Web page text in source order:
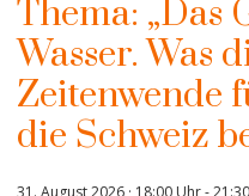
Thema: „Das
Wasser. Was
Zeitenwende
die Schweiz